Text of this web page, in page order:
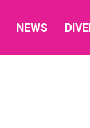
NEWS